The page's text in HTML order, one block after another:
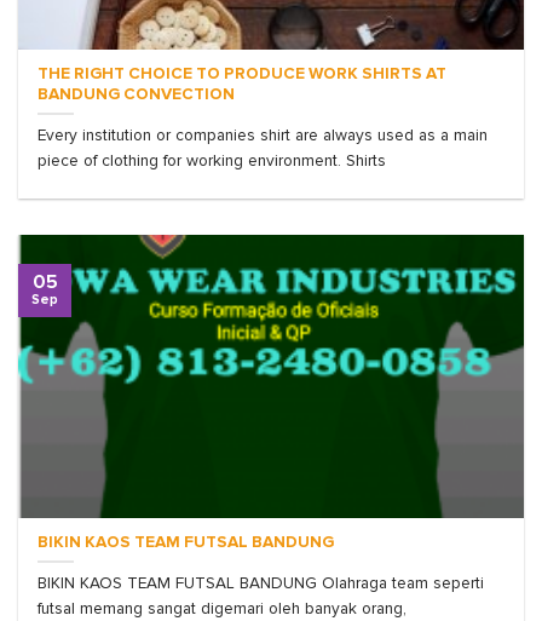
THE RIGHT CHOICE TO PRODUCE WORK SHIRTS AT
BANDUNG CONVECTION
Every institution or companies shirt are always used as a main
piece of clothing for working environment. Shirts
BIKIN KAOS TEAM FUTSAL BANDUNG
BIKIN KAOS TEAM FUTSAL BANDUNG Olahraga team seperti
futsal memang sangat digemari oleh banyak orang,
05
Sep